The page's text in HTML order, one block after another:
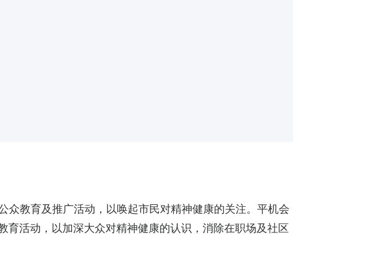
众教育及推广活动，以唤起市民对精神健康的关注。平机会
育活动，以加深大众对精神健康的认识，消除在职场及社区